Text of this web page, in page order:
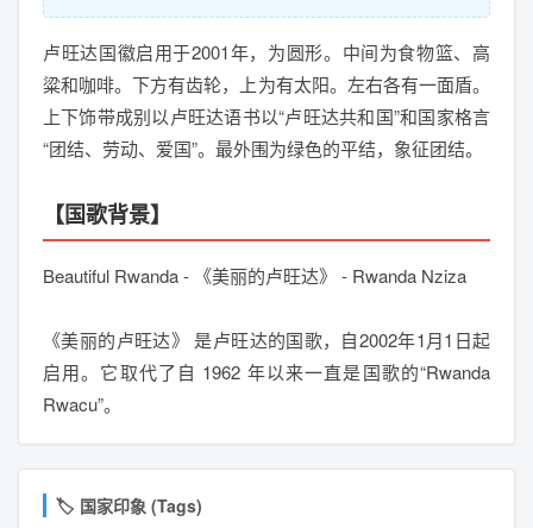
卢旺达国徽启用于2001年，为圆形。中间为食物篮、高
粱和咖啡。下方有齿轮，上为有太阳。左右各有一面盾。
上下饰带成别以卢旺达语书以“卢旺达共和国”和国家格言
“团结、劳动、爱国”。最外围为绿色的平结，象征团结。
【国歌背景】
Beautiful Rwanda - 《美丽的卢旺达》 - Rwanda Nziza
《美丽的卢旺达》 是卢旺达的国歌，自2002年1月1日起
启用。它取代了自 1962 年以来一直是国歌的“Rwanda
Rwacu”。
🏷️ 国家印象 (Tags)